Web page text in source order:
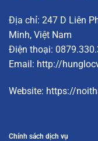
Địa chỉ: 247 D Liên
Minh, Việt Nam
Điện thoại:
Email: http://
Website: https://
Chính sách dịch vụ